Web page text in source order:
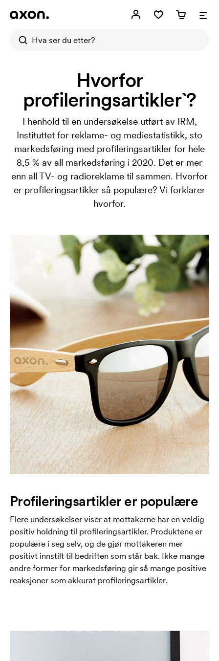
Hvorfor
profileringsartikler`?
I henhold til en undersøkelse utført av IRM,
Instituttet for reklame- og mediestatistikk, sto
markedsføring med profileringsartikler for hele
8,5 % av all markedsføring i 2020. Det er mer
enn all TV- og radioreklame til sammen. Hvorfor
er profileringsartikler så populære? Vi forklarer
hvorfor.
Profileringsartikler er populære
Flere undersøkelser viser at mottakerne har en veldig
positiv holdning til profileringsartikler. Produktene er
populære i seg selv, og de gjør mottakeren mer
positivt innstilt til bedriften som står bak. Ikke mange
andre former for markedsføring gir så mange positive
reaksjoner som akkurat profileringsartikler.